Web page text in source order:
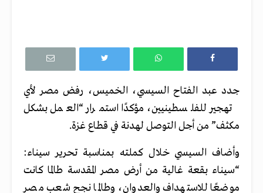
جدد عبد الفتاح السيسي، الخميس، رفض مصر لأي
تهجير للفلسطينيين، مؤكدًا استمرار “العمل بشكل
مكثف” من أجل التوصل لهدنة في قطاع غزة.
وأضاف السيسي خلال كملته بمناسبة تحرير سيناء:
“سيناء بقعة غالية من أرض مصر المقدسة طالما كانت
موضعًا للاستهداف والعدوان، وطالما نجح شعب مصر